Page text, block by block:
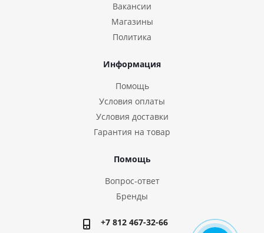
Вакансии
Магазины
Политика
Информация
Помощь
Условия оплаты
Условия доставки
Гарантия на товар
Помощь
Вопрос-ответ
Бренды
+7 812 467-32-66